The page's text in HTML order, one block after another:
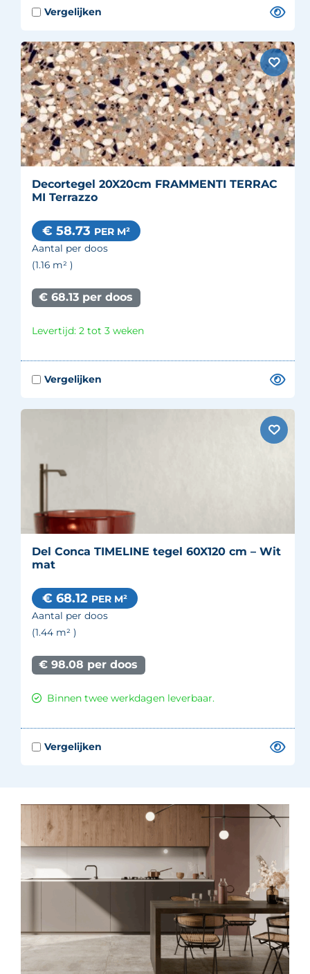
Decortegel 20X20cm FRAMMENTI TERRAC
MI Terrazzo
€ 58.73 PER M²
Aantal per doos
(1.16 m² )
€ 68.13 per doos
Levertijd: 2 tot 3 weken
Del Conca TIMELINE tegel 60X120 cm – Wit
mat
€ 68.12 PER M²
Aantal per doos
(1.44 m² )
€ 98.08 per doos
Binnen twee werkdagen leverbaar.